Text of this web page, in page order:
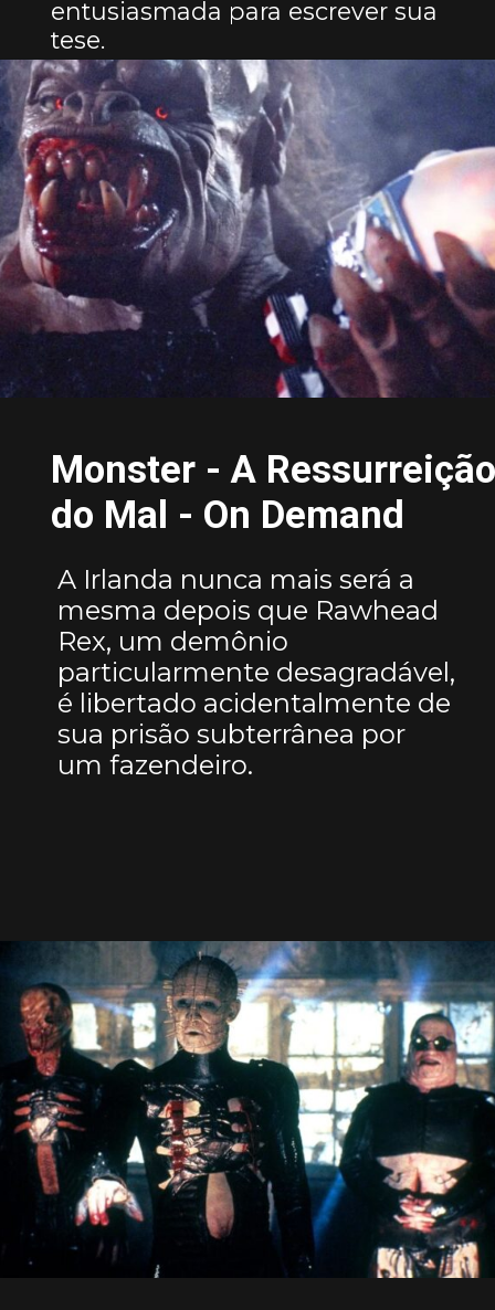
entusiasmada para escrever sua
tese.
A Irlanda nunca mais será a
mesma depois que Rawhead
Rex, um demônio
particularmente desagradável,
é libertado acidentalmente de
sua prisão subterrânea por
um fazendeiro.
Monster - A Ressurreição
do Mal - On Demand